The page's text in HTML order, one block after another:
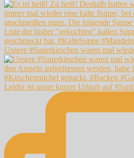
Unsere #Sauerkirschen waren mal
Leider ist unser kurzer Urlaub auf